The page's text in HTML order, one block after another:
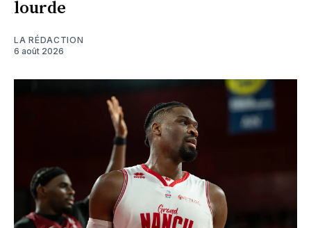
lourde
LA RÉDACTION
6 août 2026